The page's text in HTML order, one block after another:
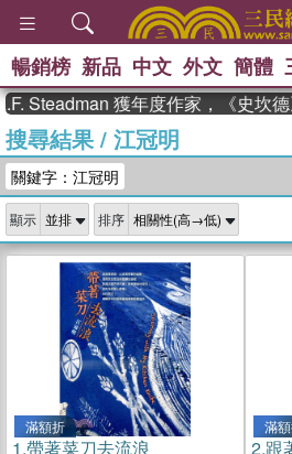
父親節 、
念華 、 台
孩：黎曼猜
暢銷榜 新品 中文 外文 簡體
Steadman 獲年度作家，《史坎德
搜尋結果/ 江冠明
關鍵字：江冠明
顯示 排序
滿額折
1.帶著菜刀去流浪
滿
2.跟